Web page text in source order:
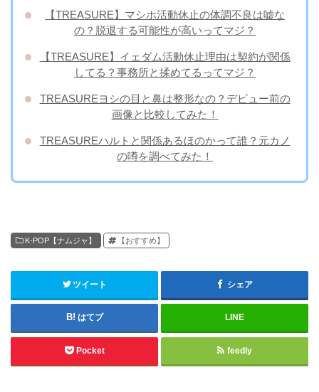
【TREASURE】マシホ活動休止の体調不良は嘘な
の？脱退する可能性が高いってマジ？
【TREASURE】イェダム活動休止理由は契約が関係
してる？事務所と揉めてるってマジ？
TREASUREヨシの目と鼻は整形なの？デビュー前の
画像と比較してみた！
TREASUREハルトと関係あるほのかって誰？元カノ
の噂を調べてみた！
K-POP【ナムジャ】 【おすすめ】
ツイート シェア
はてブ LINE
Pocket feedly